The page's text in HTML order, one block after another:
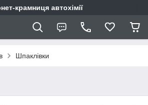
крамниця автохімії
Шпаклівки